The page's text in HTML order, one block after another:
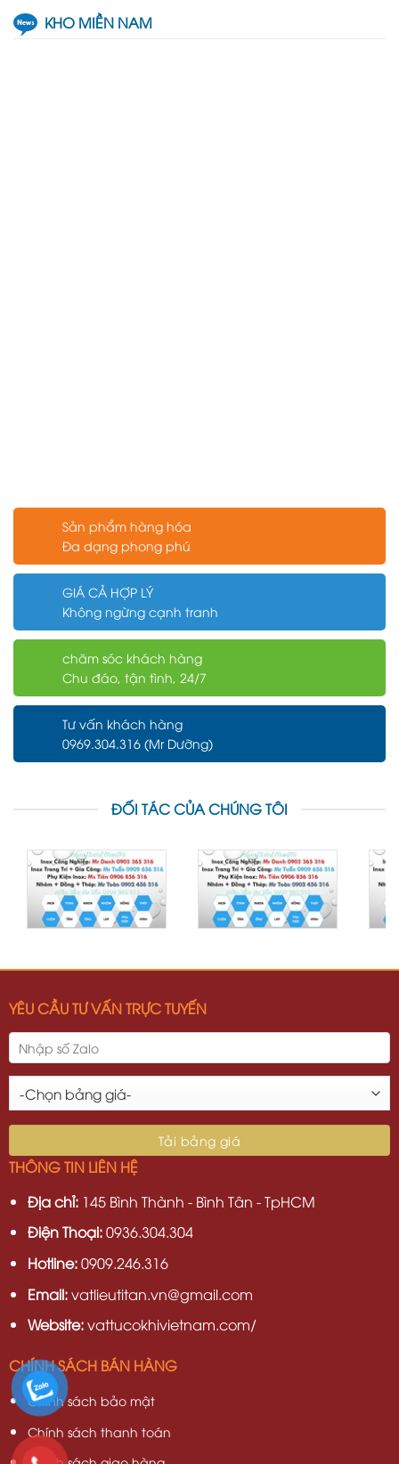
KHO MIỀN NAM
Sản phẩm hàng hóa
Đa dạng phong phú
GIÁ CẢ HỢP LÝ
Không ngừng cạnh tranh
chăm sóc khách hàng
Chu đáo, tận tình, 24/7
Tư vấn khách hàng
0969.304.316 (Mr Dưỡng)
ĐỐI TÁC CỦA CHÚNG TÔI
YÊU CẦU TƯ VẤN TRỰC TUYẾN
THÔNG TIN LIÊN HỆ
Địa chỉ:145 Bình Thành - Bình Tân - TpHCM
Điện Thoại:0936.304.304
Hotline:0909.246.316
Email:vatlieutitan.vn@gmail.com
Website:vattucokhivietnam.com/
CHÍNH SÁCH BÁN HÀNG
Chính sách bảo mật
Chính sách thanh toán